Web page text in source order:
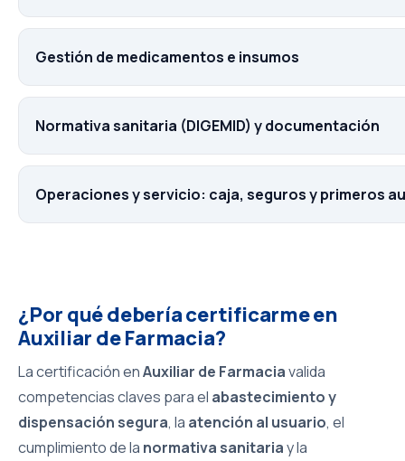
Gestión de medicamentos e insumos
Normativa sanitaria (DIGEMID) y documentación
Operaciones y servicio: caja, seguros y primeros
¿Por qué debería certificarme en
Auxiliar de Farmacia?
La certificación enAuxiliar de Farmaciavalida
competencias claves para el abastecimiento y
dispensación segura, la atención al usuario, el
cumplimiento de la normativa sanitariay la